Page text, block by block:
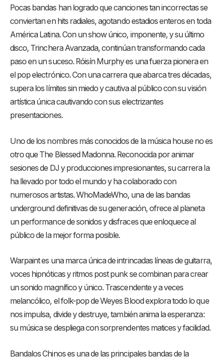
Pocas bandas han logrado que canciones tan incorrectas se
conviertan en hits radiales, agotando estadios enteros en toda
América Latina. Con un show único, imponente, y su último
disco, Trinchera Avanzada, continúan transformando cada
paso en un suceso. Róisín Murphy es una fuerza pionera en
el pop electrónico. Con una carrera que abarca tres décadas,
supera los límites sin miedo y cautiva al público con su visión
artística única cautivando con sus electrizantes
presentaciones.
Uno de los nombres más conocidos de la música house no es
otro que The Blessed Madonna. Reconocida por animar
sesiones de DJ y producciones impresionantes, su carrera la
ha llevado por todo el mundo y ha colaborado con
numerosos artistas. WhoMadeWho, una de las bandas
underground definitivas de su generación, ofrece al planeta
un performance de sonidos y disfraces que enloquece al
público de la mejor forma posible.
Warpaint es una marca única de intrincadas líneas de guitarra,
voces hipnóticas y ritmos post punk se combinan para crear
un sonido magnífico y único. Trascendente y a veces
melancólico, el folk-pop de Weyes Blood explora todo lo que
nos impulsa, divide y destruye, también anima la esperanza:
su música se despliega con sorprendentes matices y facilidad.
Bandalos Chinos es una de las principales bandas de la